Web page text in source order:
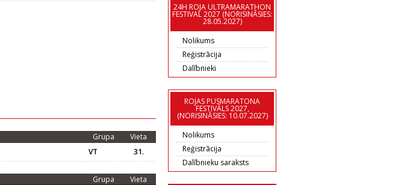
Grupa
Vieta
VT 31.
Grupa
Vieta
24H ROJA ULTRAMARATHON
FESTIVAL 2027 (NORISINĀSIES:
28.05.2027)
Nolikums
Reģistrācija
Dalībnieki
ROJAS PUSMARATONA
FESTIVĀLS 2027,
(NORISINĀSIES: 10.07.2027)
Nolikums
Reģistrācija
Dalībnieku saraksts